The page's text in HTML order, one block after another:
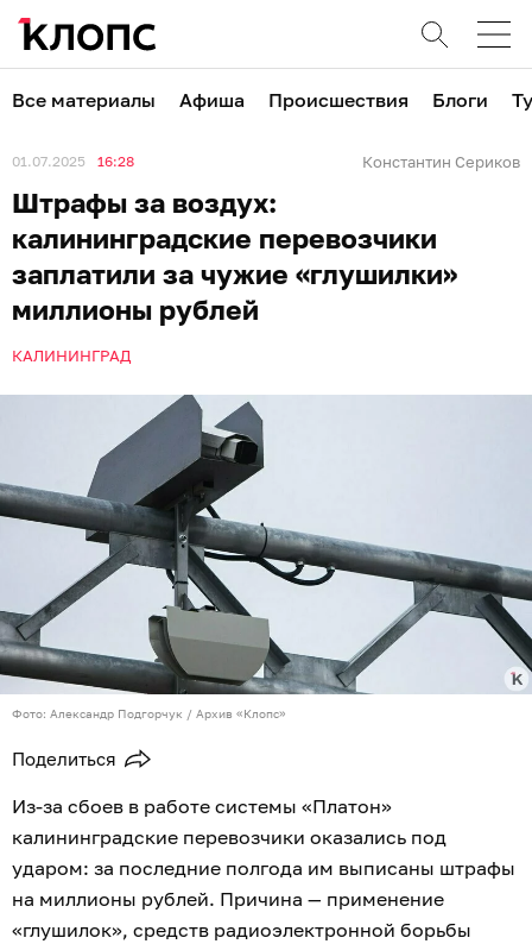
Все материалы Афиша Происшествия Блоги
01.07.2025 16:28 Константин Сериков
Штрафы за воздух:
калининградские перевозчики
заплатили за чужие «глушилки»
миллионы рублей
КАЛИНИНГРАД
Фото: Александр Подгорчук / Архив «Клопс»
Поделиться
Из-за сбоев в работе системы «Платон»
калининградские перевозчики оказались под
ударом: за последние полгода им выписаны штрафы
на миллионы рублей. Причина — применение
«глушилок», средств радиоэлектронной борьбы